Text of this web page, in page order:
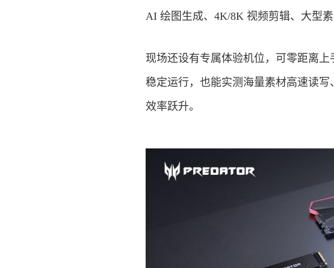
AI 绘图生成、4K/8K 视频剪辑、大型
现场还设有专属体验机位，可零距离
稳定运行，也能实测海量素材高速读
效率跃升。